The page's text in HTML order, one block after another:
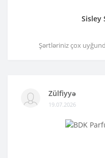
Sisley
Şərtləriniz çox
Zülfiyyə
19.07.2026